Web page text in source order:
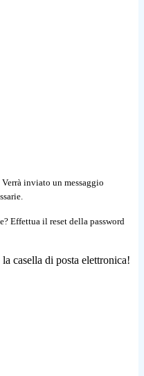
Verrà inviato un messaggio
Effettua il reset della password
casella di posta elettronica!